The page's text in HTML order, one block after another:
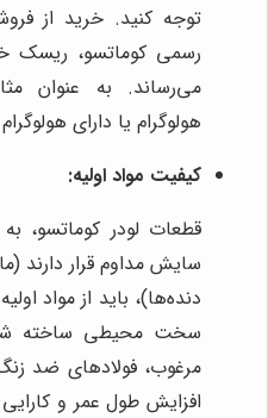
توجه کنید. خرید از
رسمی کوماتسو، ریسک
می‌رساند. به عنوان
هولوگرام یا دارای
کیفیت مواد اولیه:
قطعات لودر کوماتسو،
سایش مداوم قرار دارند
دنده‌ها)، باید از مواد
سخت محیطی ساخته شده
مرغوب، فولادهای ضد
افزایش طول عمر و